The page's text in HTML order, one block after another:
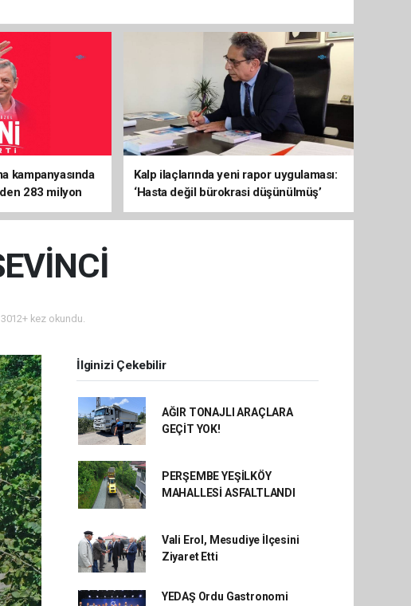
kampanyasında
283 milyon
Kalp ilaçlarında yeni rapor uygulaması:
‘Hasta değil bürokrasi düşünülmüş’
tepkisi
kez okundu.
İlginizi Çekebilir
AĞIR TONAJLI ARAÇLARA
GEÇİT YOK!
PERŞEMBE YEŞİLKÖY
MAHALLESİ ASFALTLANDI
Vali Erol, Mesudiye İlçesini
Ziyaret Etti
YEDAŞ Ordu Gastronomi